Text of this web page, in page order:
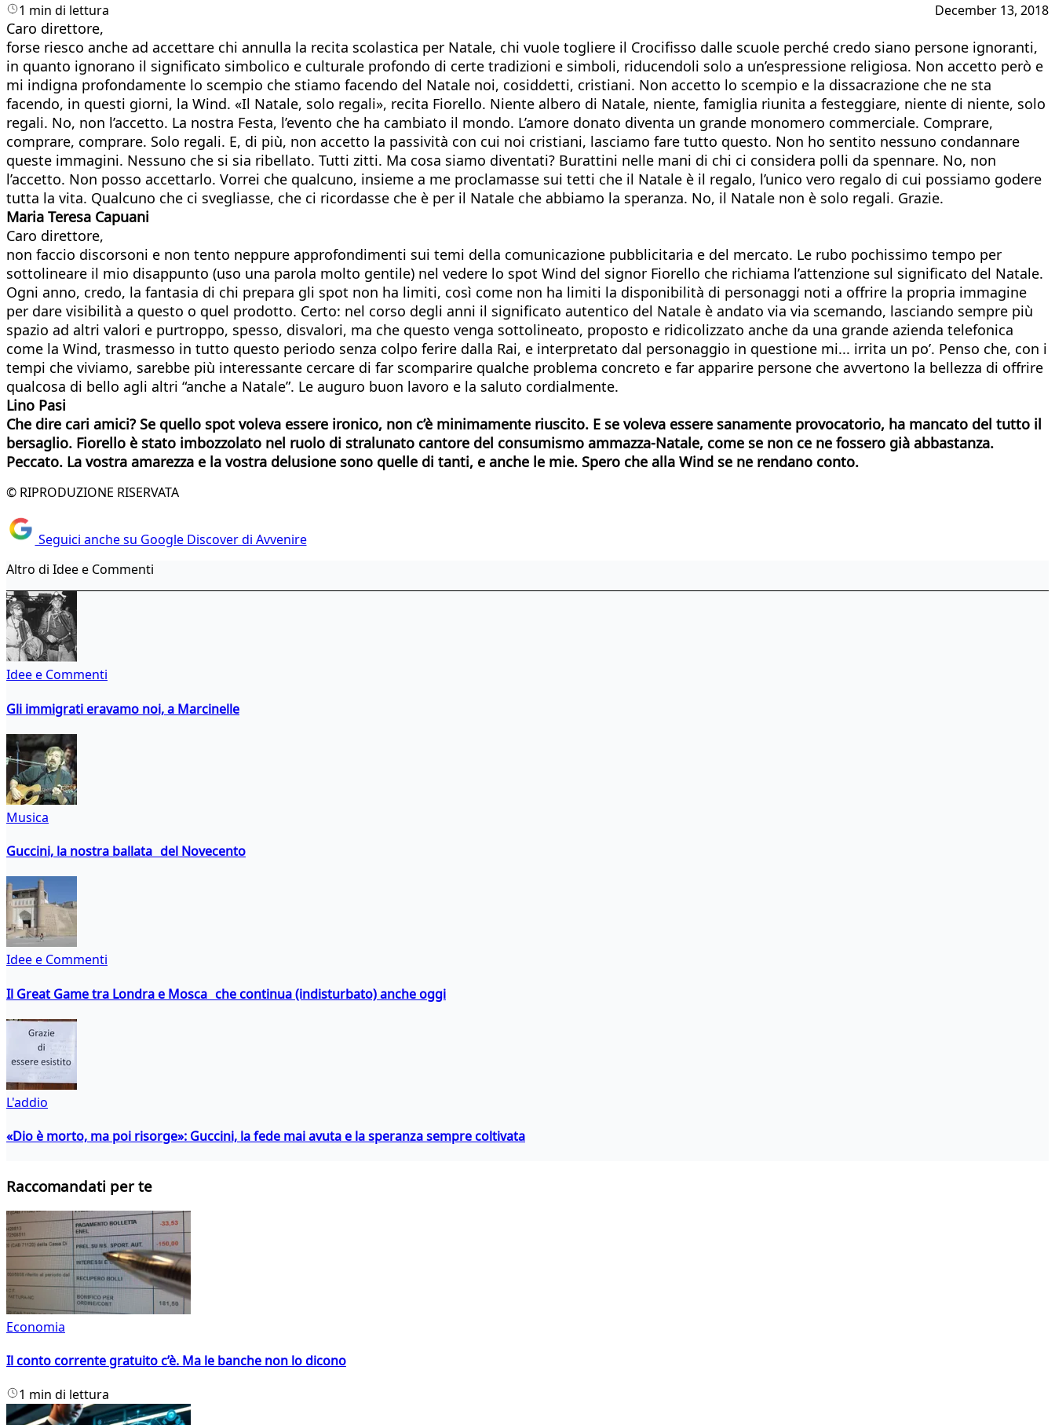
1 min di lettura December 13, 2018
Caro direttore,
forse riesco anche ad accettare chi annulla la recita scolastica per Natale, chi vuole togliere il Crocifisso dalle scuole perché credo siano persone ignoranti,
in quanto ignorano il significato simbolico e culturale profondo di certe tradizioni e simboli, riducendoli solo a un’espressione religiosa. Non accetto però e
mi indigna profondamente lo scempio che stiamo facendo del Natale noi, cosiddetti, cristiani. Non accetto lo scempio e la dissacrazione che ne sta
facendo, in questi giorni, la Wind. «Il Natale, solo regali», recita Fiorello. Niente albero di Natale, niente, famiglia riunita a festeggiare, niente di niente, solo
regali. No, non l’accetto. La nostra Festa, l’evento che ha cambiato il mondo. L’amore donato diventa un grande monomero commerciale. Comprare,
comprare, comprare. Solo regali. E, di più, non accetto la passività con cui noi cristiani, lasciamo fare tutto questo. Non ho sentito nessuno condannare
queste immagini. Nessuno che si sia ribellato. Tutti zitti. Ma cosa siamo diventati? Burattini nelle mani di chi ci considera polli da spennare. No, non
l’accetto. Non posso accettarlo. Vorrei che qualcuno, insieme a me proclamasse sui tetti che il Natale è il regalo, l’unico vero regalo di cui possiamo godere
tutta la vita. Qualcuno che ci svegliasse, che ci ricordasse che è per il Natale che abbiamo la speranza. No, il Natale non è solo regali. Grazie.
Maria Teresa Capuani
Caro direttore,
non faccio discorsoni e non tento neppure approfondimenti sui temi della comunicazione pubblicitaria e del mercato. Le rubo pochissimo tempo per
sottolineare il mio disappunto (uso una parola molto gentile) nel vedere lo spot Wind del signor Fiorello che richiama l’attenzione sul significato del Natale.
Ogni anno, credo, la fantasia di chi prepara gli spot non ha limiti, così come non ha limiti la disponibilità di personaggi noti a offrire la propria immagine
per dare visibilità a questo o quel prodotto. Certo: nel corso degli anni il significato autentico del Natale è andato via via scemando, lasciando sempre più
spazio ad altri valori e purtroppo, spesso, disvalori, ma che questo venga sottolineato, proposto e ridicolizzato anche da una grande azienda telefonica
come la Wind, trasmesso in tutto questo periodo senza colpo ferire dalla Rai, e interpretato dal personaggio in questione mi... irrita un po’. Penso che, con i
tempi che viviamo, sarebbe più interessante cercare di far scomparire qualche problema concreto e far apparire persone che avvertono la bellezza di offrire
qualcosa di bello agli altri “anche a Natale”. Le auguro buon lavoro e la saluto cordialmente.
Lino Pasi
Che dire cari amici? Se quello spot voleva essere ironico, non c’è minimamente riuscito. E se voleva essere sanamente provocatorio, ha mancato del tutto il
bersaglio. Fiorello è stato imbozzolato nel ruolo di stralunato cantore del consumismo ammazza-Natale, come se non ce ne fossero già abbastanza.
Peccato. La vostra amarezza e la vostra delusione sono quelle di tanti, e anche le mie. Spero che alla Wind se ne rendano conto.
© RIPRODUZIONE RISERVATA
Seguici anche su Google Discover di Avvenire
Altro di Idee e Commenti
Idee e Commenti
Gli immigrati eravamo noi, a Marcinelle
Musica
Guccini, la nostra ballata del Novecento
Idee e Commenti
Il Great Game tra Londra e Mosca che continua (indisturbato) anche oggi
L'addio
«Dio è morto, ma poi risorge»: Guccini, la fede mai avuta e la speranza sempre coltivata
Raccomandati per te
Economia
Il conto corrente gratuito c’è. Ma le banche non lo dicono
1 min di lettura